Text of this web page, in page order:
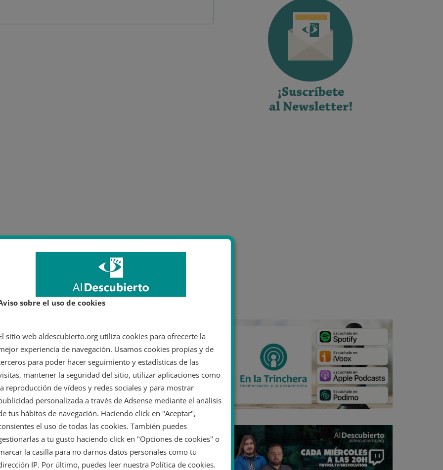
sobre el uso de cookies
sitio web aldescubierto.org utiliza cookies para ofrecerte la
experiencia de navegación. Usamos cookies propias y de
para poder hacer seguimiento y estadísticas de las
mantener la seguridad del sitio, utilizar aplicaciones como
reproducción de vídeos y redes sociales y para mostrar
personalizada a través de Adsense mediante el análisis
tus hábitos de navegación. Haciendo click en "Aceptar",
el uso de todas las cookies. También puedes
a tu gusto haciendo click en "Opciones de cookies" o
la casilla para no darnos datos personales como tu
IP. Por último, puedes leer nuestra Política de cookies.